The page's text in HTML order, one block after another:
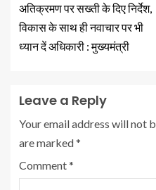
अतिक्रमण पर सख्ती के दिए निर्देश,
विकास के साथ ही नवाचार पर भी
ध्यान दें अधिकारी : मुख्यमंत्री
Leave a Reply
Your email address will not
are marked*
Comment*